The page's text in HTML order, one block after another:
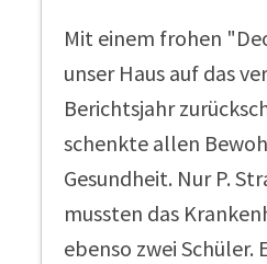
Mit einem frohen
unser Haus auf das
Berichtsjahr
schenkte allen
Gesundheit. Nur P.
mussten das
ebenso zwei Schüler.